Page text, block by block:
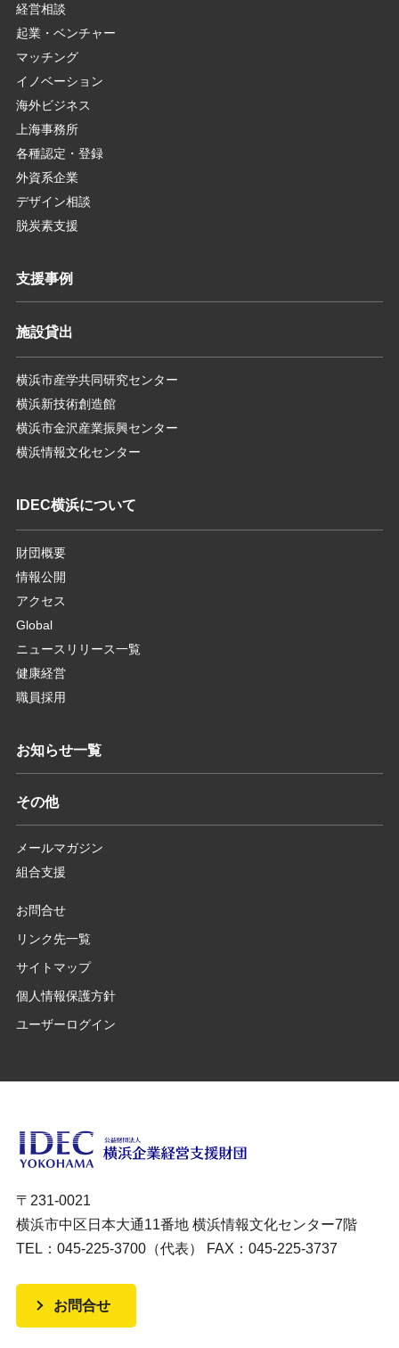
経営相談
起業・ベンチャー
マッチング
イノベーション
海外ビジネス
上海事務所
各種認定・登録
外資系企業
デザイン相談
脱炭素支援
支援事例
施設貸出
横浜市産学共同研究センター
横浜新技術創造館
横浜市金沢産業振興センター
横浜情報文化センター
IDEC横浜について
財団概要
情報公開
アクセス
Global
ニュースリリース一覧
健康経営
職員採用
お知らせ一覧
その他
メールマガジン
組合支援
お問合せ
リンク先一覧
サイトマップ
個人情報保護方針
ユーザーログイン
〒231-0021
横浜市中区日本大通11番地 横浜情報文化センター7階
TEL：045-225-3700（代表） FAX：045-225-3737
お問合せ